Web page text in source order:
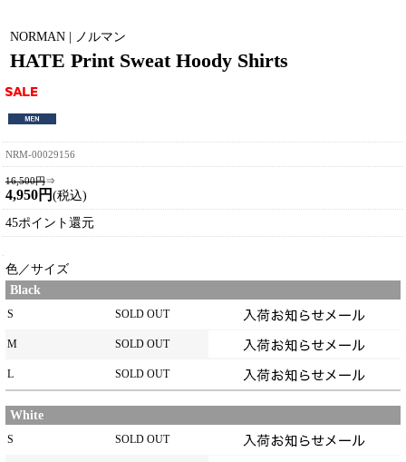
NORMAN | ノルマン
HATE Print Sweat Hoody Shirts
NRM-00029156
16,500円⇒
4,950円 (税込)
45ポイント還元
色／サイズ
Black
S SOLD OUT
M SOLD OUT
L SOLD OUT
White
S SOLD OUT